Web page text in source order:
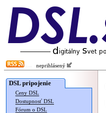
neprihlásený
DSL pripojenie
Ceny DSL
Dostupnosť DSL
Fórum o DSL